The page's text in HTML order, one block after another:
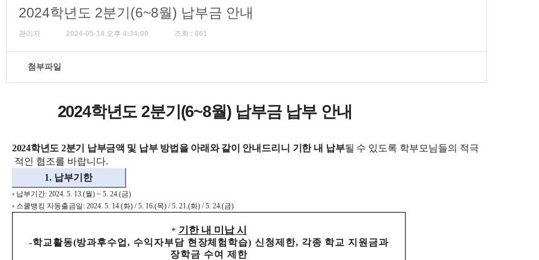
2024학년도 2분기(6~8월) 납부금 안내
관리자 2024-05-14 오후 4:34:00 조회 : 861
첨부파일
2024학년도 2분기 (6~8월) 납부금 납부 안내
2024학년도 2분기 납부금액 및 납부 방법을 아래와 같이 안내드리니 기한 내 납부될 수 있도록 학부모님들의 적극
적인 협조를 바랍니다.
1. 납부기한
◦ 납부기간: 2024. 5. 13.(월) ~ 5. 24.(금)
◦ 스쿨뱅킹 자동출금일 : 2024. 5. 14.(화) / 5. 16.(목) / 5. 21.(화) / 5. 24.(금)
* 기한 내 미납 시
-학교활동(방과후수업, 수익자부담 현장체험학습)신청제한, 각종 학교 지원금과
장학금 수여 제한